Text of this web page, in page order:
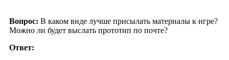
Вопрос: В каком виде лучше присылать материалы к игре?
Можно ли будет выслать прототип по почте?
Ответ: